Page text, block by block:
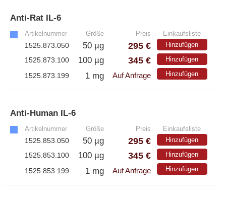
Anti-Rat IL-6
Artikelnummer Größe Preis Einkaufsliste
1525.873.050 50 µg 295 € Hinzufügen
1525.873.100 100 µg 345 € Hinzufügen
1525.873.199 1 mg Auf Anfrage Hinzufügen
Anti-Human IL-6
Artikelnummer Größe Preis Einkaufsliste
1525.853.050 50 µg 295 € Hinzufügen
1525.853.100 100 µg 345 € Hinzufügen
1525.853.199 1 mg Auf Anfrage Hinzufügen